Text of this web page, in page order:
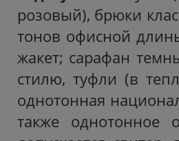
розовый), брюки
тонов офисной
жакет; сарафан
стилю, туфли (в
однотонная
также однотонное